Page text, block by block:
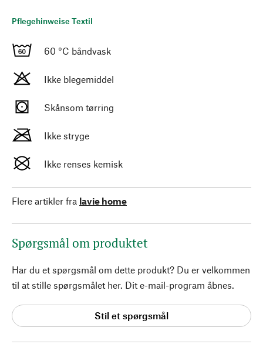
Pflegehinweise Textil
60 °C båndvask
Ikke blegemiddel
Skånsom tørring
Ikke stryge
Ikke renses kemisk
Flere artikler fra lavie home
Spørgsmål om produktet
Har du et spørgsmål om dette produkt? Du er velkommen
til at stille spørgsmålet her. Dit e-mail-program åbnes.
Stil et spørgsmål